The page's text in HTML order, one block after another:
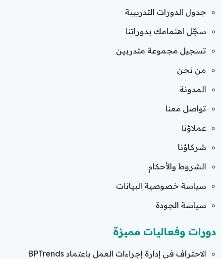
جدول الدورات التدريبية
سجّل اهتمامك بدوراتنا
تسجيل مجموعة متدربين
من نحن
المدونة
تواصل معنا
عملاؤنا
شركاؤنا
الشروط والأحكام
سياسة خصوصية البيانات
سياسة الجودة
دورات وفعاليات مميزة
الاحتراف في إدارة إجراءات العمل باعتماد BPTrends